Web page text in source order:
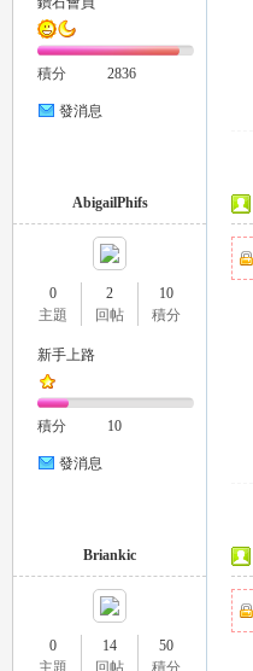
積分 2836
發消息
AbigailPhifs
0
主題
2
回帖
10
積分
新手上路
積分 10
發消息
Briankic
0
主題
14
回帖
50
積分